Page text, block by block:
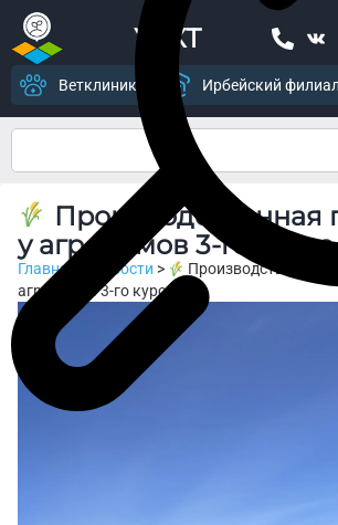
УСХТ
Ветклиника Ирбейский филиал
Производственная
у агрономов 3‑го
Главная Новости >
Производственная
агрономов 3‑го курса